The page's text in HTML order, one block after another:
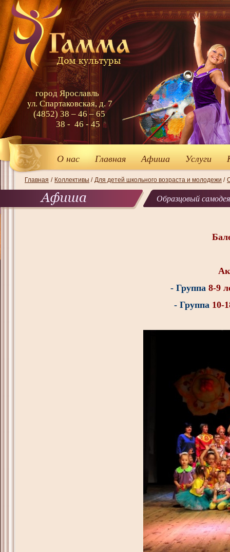
О нас Главная Афиша Услуги
город Ярославль
ул. Спартаковская, д. 7
(4852) 38 – 46 – 65
38 - 46 - 45
Главная / Коллективы / Для детей школьного возраста и молодежи /
Образцовый
- Группа 8-9
- Группа 10-